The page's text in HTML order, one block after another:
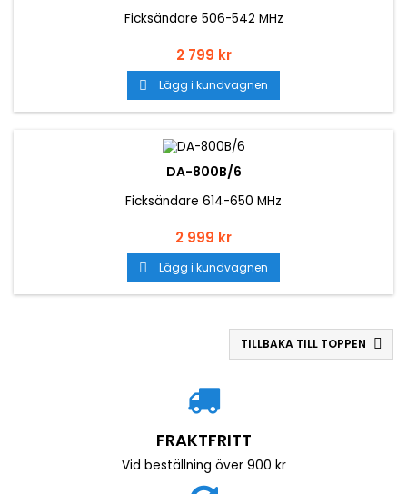
Ficksändare 506-542 MHz
Pris
2 799 kr
 Lägg i kundvagnen
DA-800B/6
Ficksändare 614-650 MHz
Pris
2 999 kr
 Lägg i kundvagnen
TILLBAKA TILL TOPPEN 
FRAKTFRITT
Vid beställning över 900 kr